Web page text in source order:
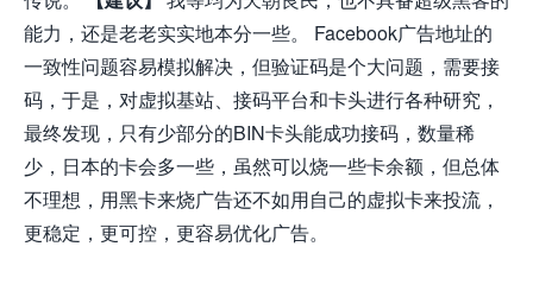
能力，还是老老实实地本分一些。 Facebook广告地址的
一致性问题容易模拟解决，但验证码是个大问题，需要接
码，于是，对虚拟基站、接码平台和卡头进行各种研究，
最终发现，只有少部分的BIN卡头能成功接码，数量稀
少，日本的卡会多一些，虽然可以烧一些卡余额，但总体
不理想，用黑卡来烧广告还不如用自己的虚拟卡来投流，
更稳定，更可控，更容易优化广告。